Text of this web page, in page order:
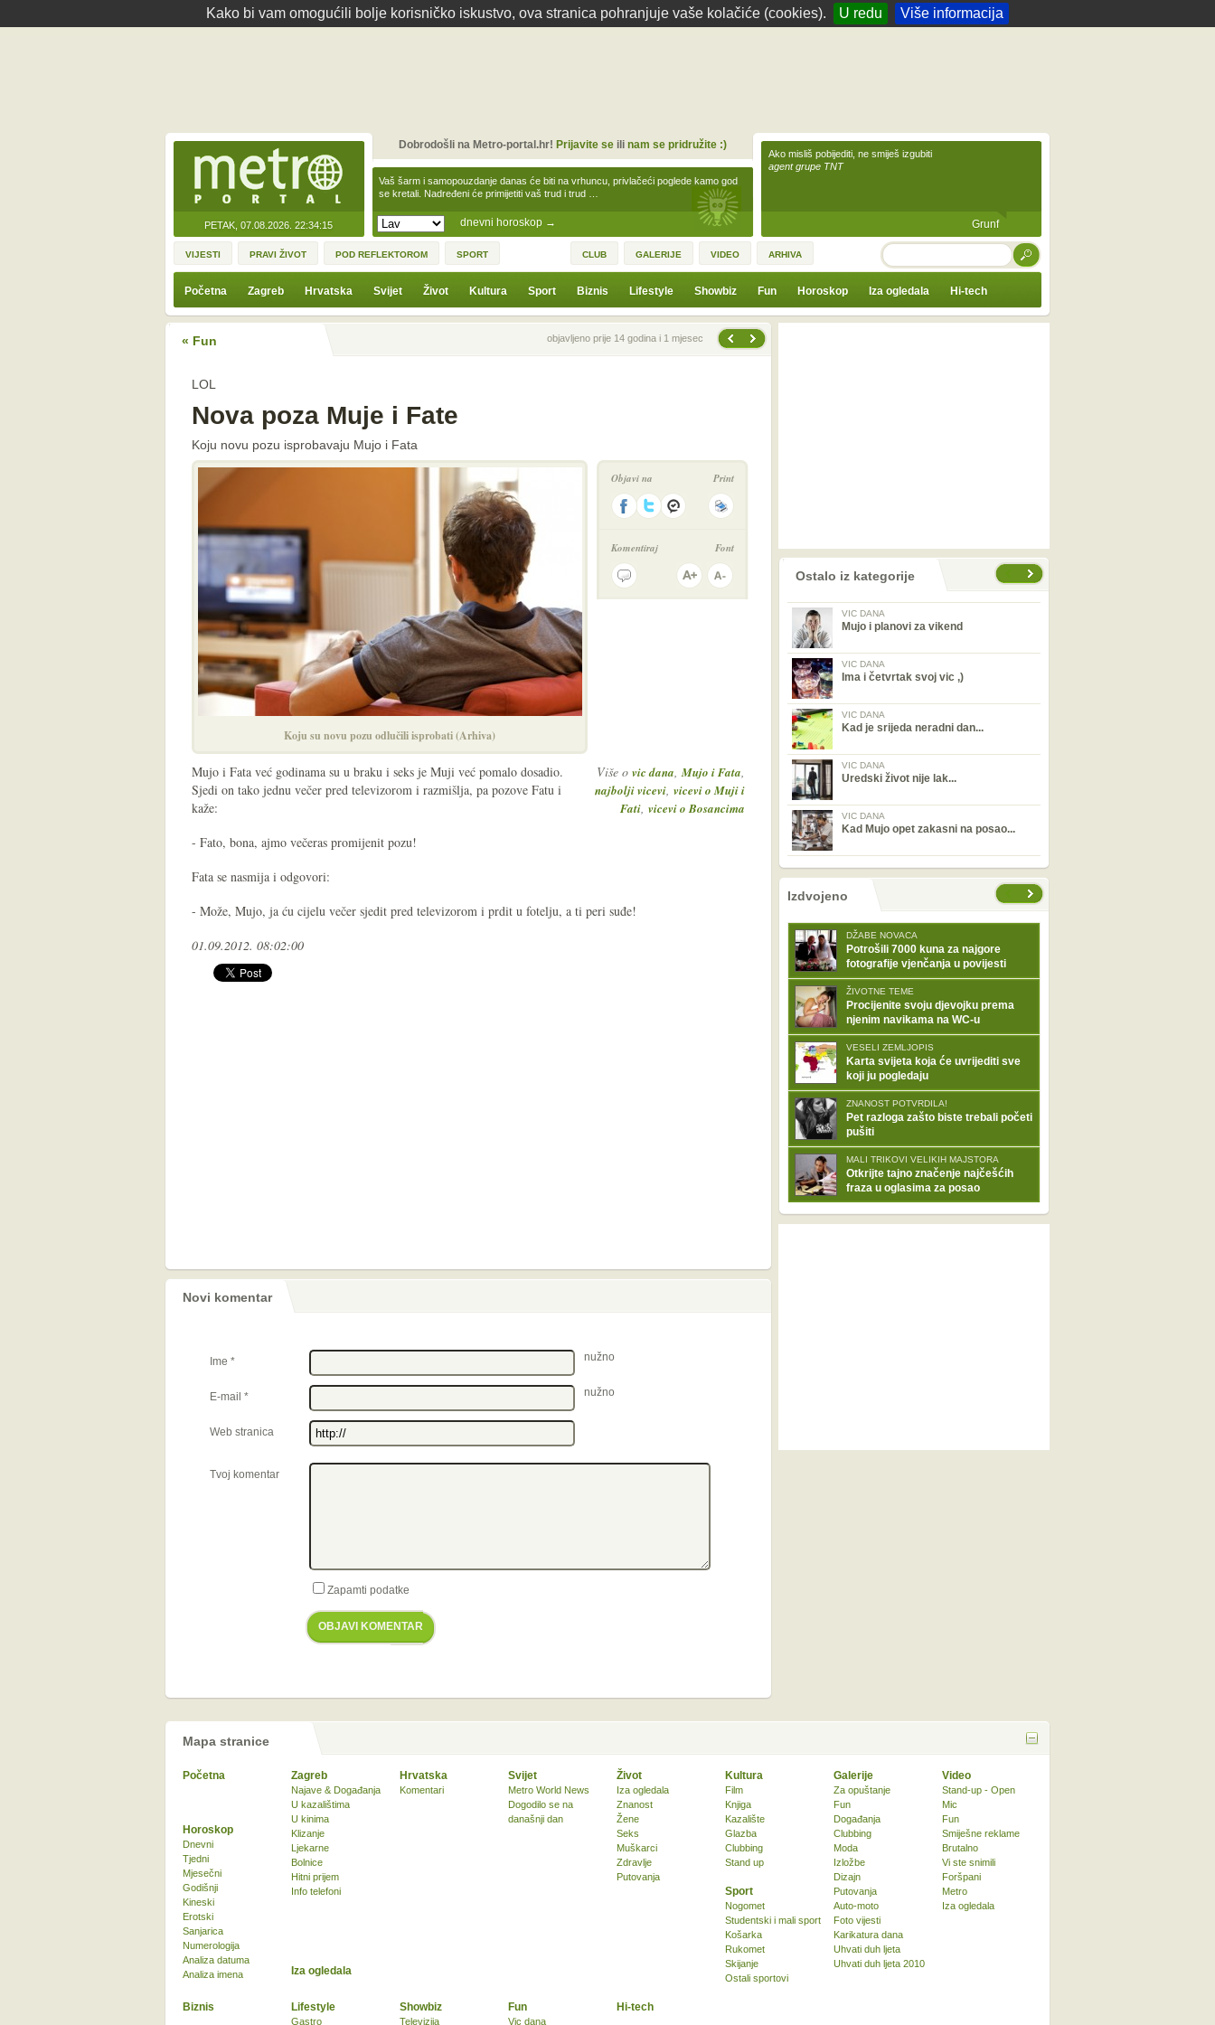
Kako bi vam omogućili bolje korisničko iskustvo, ova stranica pohranjuje vaše kolačiće (cookies). U redu Više informacija
PETAK, 07.08.2026. 22:34:15 dnevni horoskop →
Vaš šarm i samopouzdanje danas će biti na vrhuncu, privlačeći poglede kamo god
se kretali. Nadređeni će primijetiti vaš trud i trud …
Dobrodošli na Metro-portal.hr! Prijavite seili nam se pridružite :)
Ako misliš pobijediti, ne smiješ izgubiti
agent grupe TNT
Grunf
VIJESTI PRAVI ŽIVOT POD REFLEKTOROM SPORT CLUB GALERIJE VIDEO ARHIVA TRAŽI
Početna Zagreb Hrvatska Svijet Život Kultura Sport Biznis Lifestyle Showbiz Fun Horoskop Iza ogledala Hi-tech
« Fun Prethodna vijestobjavljeno prije 14 godina i 1 mjesec
LOL
Nova poza Muje i Fate
Koju novu pozu isprobavaju Mujo i Fata
Koju su novu pozu odlučili isprobati (Arhiva)
Objavi na Print
Komentiraj Font
Više o vic dana,Mujo i Fata,
najbolji vicevi, vicevi o Muji i
Fati, vicevi o Bosancima
Mujo i Fata već godinama su u braku i seks je Muji već pomalo dosadio.
Sjedi on tako jednu večer pred televizorom i razmišlja, pa pozove Fatu i
kaže:
- Fato, bona, ajmo večeras promijenit pozu!
Fata se nasmija i odgovori:
- Može, Mujo, ja ću cijelu večer sjedit pred televizorom i prdit u fotelju, a ti peri suđe!
01.09.2012. 08:02:00
Novi komentar
Ime * nužno
E-mail * nužno
Web stranica
Tvoj komentar
Zapamti podatke
OBJAVI KOMENTAR
prethodno Ostalo iz kategorije
VIC DANA
Mujo i planovi za vikend
VIC DANA
Ima i četvrtak svoj vic ,)
VIC DANA
Kad je srijeda neradni dan...
VIC DANA
Uredski život nije lak...
VIC DANA
Kad Mujo opet zakasni na posao...
nema prethodne stranice
sljedećeIzdvojeno
DŽABE NOVACA
Potrošili 7000 kuna za najgore
fotografije vjenčanja u povijesti
ŽIVOTNE TEME
Procijenite svoju djevojku prema
njenim navikama na WC-u
VESELI ZEMLJOPIS
Karta svijeta koja će uvrijediti sve
koji ju pogledaju
ZNANOST POTVRDILA!
Pet razloga zašto biste trebali početi
pušiti
MALI TRIKOVI VELIKIH MAJSTORA
Otkrijte tajno značenje najčešćih
fraza u oglasima za posao
Mapa stranice
Početna Zagreb
Najave & Događanja
U kazalištima
U kinima
Klizanje
Ljekarne
Bolnice
Hitni prijem
Info telefoni
Hrvatska
Komentari
Svijet
Metro World News
Dogodilo se na
današnji dan
Život
Iza ogledala
Znanost
Žene
Seks
Muškarci
Zdravlje
Putovanja
Kultura
Film
Knjiga
Kazalište
Glazba
Clubbing
Stand up
Sport
Nogomet
Studentski i mali sport
Košarka
Rukomet
Skijanje
Ostali sportovi
Biznis Lifestyle
Gastro
Showbiz
Televizija
Fun
Vic dana
Horoskop
Dnevni
Tjedni
Mjesečni
Godišnji
Kineski
Erotski
Sanjarica
Numerologija
Analiza datuma
Analiza imena
Iza ogledala
Hi-tech
Galerije
Za opuštanje
Fun
Događanja
Clubbing
Moda
Izložbe
Dizajn
Putovanja
Auto-moto
Foto vijesti
Karikatura dana
Uhvati duh ljeta
Uhvati duh ljeta 2010
Video
Stand-up - Open
Mic
Fun
Smiješne reklame
Brutalno
Vi ste snimili
Foršpani
Metro
Iza ogledala